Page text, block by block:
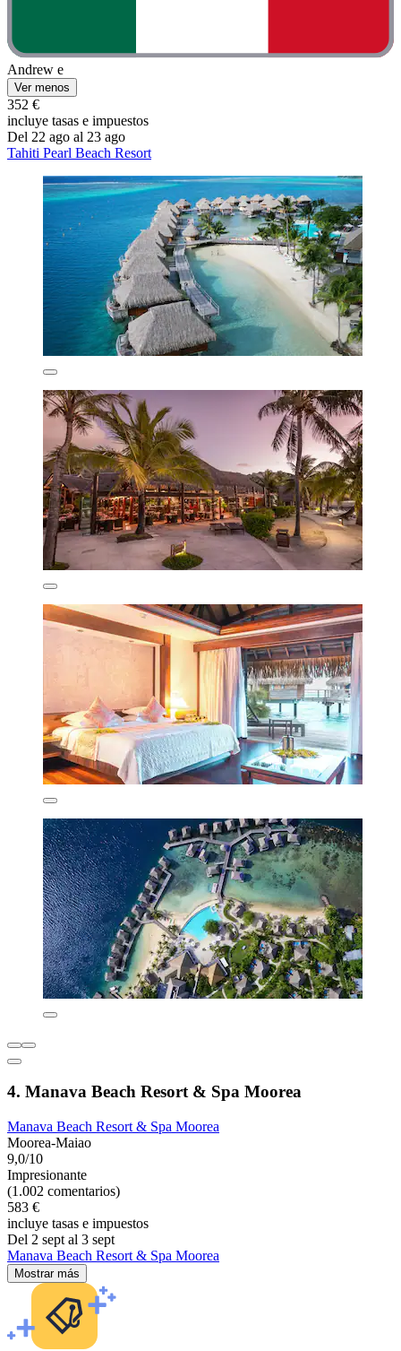
Andrew e
Ver menos
352 €
incluye tasas e impuestos
Del 22 ago al 23 ago
Tahiti Pearl Beach Resort
4. Manava Beach Resort & Spa Moorea
Manava Beach Resort & Spa Moorea
Moorea-Maiao
9,0/10
Impresionante
(1.002 comentarios)
583 €
incluye tasas e impuestos
Del 2 sept al 3 sept
Manava Beach Resort & Spa Moorea
Mostrar más